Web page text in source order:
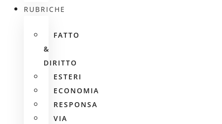
RUBRICHE
FATTO
&
DIRITTO
ESTERI
ECONOMIA
RESPONSA
VIA